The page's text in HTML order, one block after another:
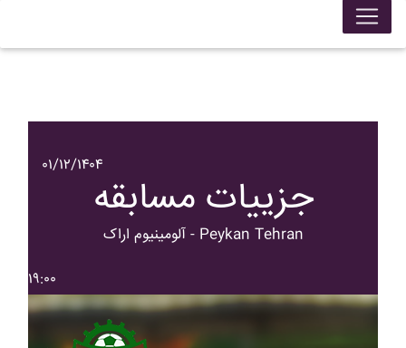
۰۱/۱۲/۱۴۰۴
جزییات مسابقه
آلومينيوم اراک - Peykan Tehran
۱۹:۰۰